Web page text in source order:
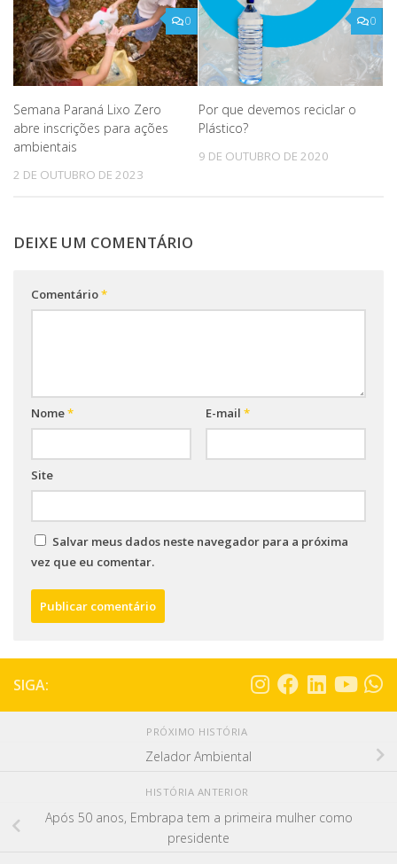
0
Semana Paraná Lixo Zero
abre inscrições para ações
ambientais
2 DE OUTUBRO DE 2023
0
Por que devemos reciclar o
Plástico?
9 DE OUTUBRO DE 2020
DEIXE UM COMENTÁRIO
Comentário*
Nome* E-mail *
Site
Salvar meus dados neste navegador para a próxima
vez que eu comentar.
SIGA:
PRÓXIMO HISTÓRIA
Zelador Ambiental
HISTÓRIA ANTERIOR
Após 50 anos, Embrapa tem a primeira mulher como
presidente